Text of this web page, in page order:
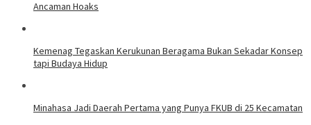
Ancaman Hoaks
Kemenag Tegaskan Kerukunan Beragama Bukan Sekadar Konsep
tapi Budaya Hidup
Minahasa Jadi Daerah Pertama yang Punya FKUB di 25 Kecamatan